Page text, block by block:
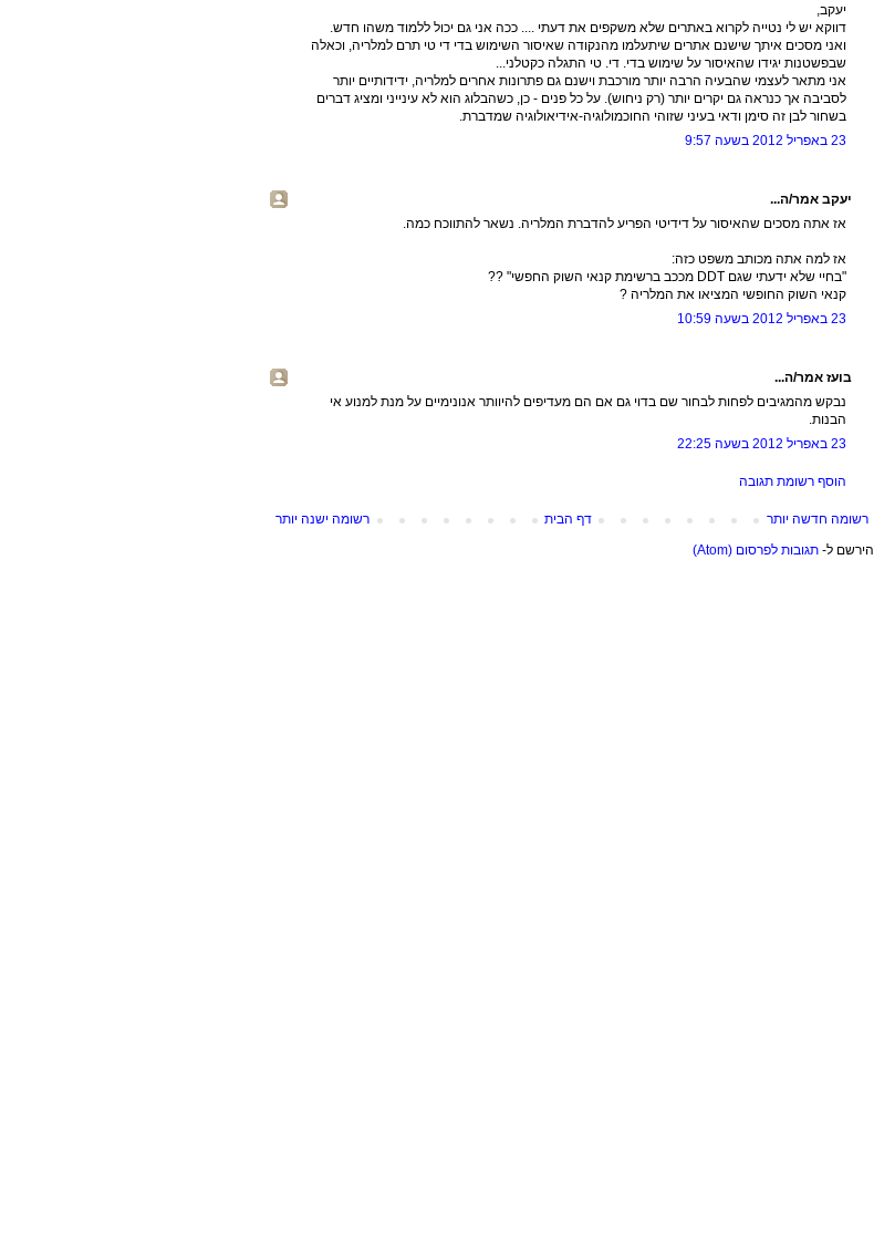
יעקב,
דווקא יש לי נטייה לקרוא באתרים שלא משקפים את דעתי .... ככה אני גם יכול ללמוד משהו חדש.
ואני מסכים איתך שישנם אתרים שיתעלמו מהנקודה שאיסור השימוש בדי די טי תרם למלריה, וכאלה
שבפשטנות יגידו שהאיסור על שימוש בדי. די. טי התגלה כקטלני...
אני מתאר לעצמי שהבעיה הרבה יותר מורכבת וישנם גם פתרונות אחרים למלריה, ידידותיים יותר
לסביבה אך כנראה גם יקרים יותר (רק ניחוש). על כל פנים - כן, כשהבלוג הוא לא עינייני ומציג דברים
בשחור לבן זה סימן ודאי בעיני שזוהי החוכמולוגיה-אידיאולוגיה שמדברת.
23 באפריל 2012 בשעה 9:57
יעקב אמר/ה...
אז אתה מסכים שהאיסור על דידיטי הפריע להדברת המלריה. נשאר להתווכח כמה.
אז למה אתה מכותב משפט כזה:
"בחיי שלא ידעתי שגם DDT מככב ברשימת קנאי השוק החפשי" ??
קנאי השוק החופשי המציאו את המלריה ?
23 באפריל 2012 בשעה 10:59
בועז אמר/ה...
נבקש מהמגיבים לפחות לבחור שם בדוי גם אם הם מעדיפים להיוותר אנונימיים על מנת למנוע אי
הבנות.
23 באפריל 2012 בשעה 22:25
הוסף רשומת תגובה
רשומה חדשה יותר רשומה ישנה יותר
דף הבית
הירשם ל- תגובות לפרסום (Atom)